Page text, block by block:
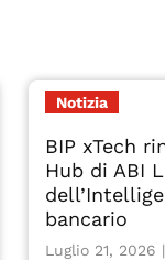
Notizia
BIP xTech
Hub di ABI
bancario
Luglio 21, 2026